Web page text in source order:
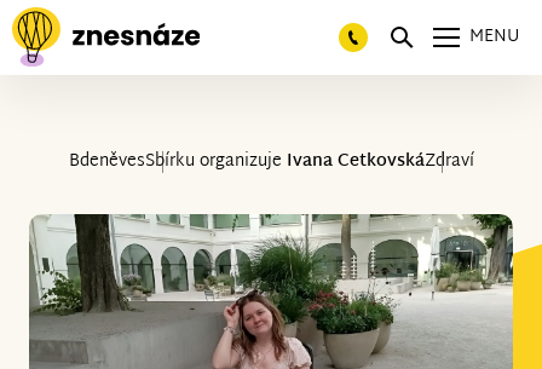
MENU
BdeněvesSbírku organizuje Ivana CetkovskáZdraví